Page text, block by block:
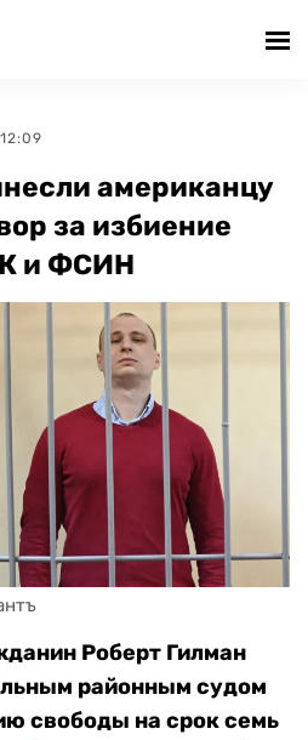
американцу
за избиение
и ФСИН
Роберт Гилман
районным судом
свободы на срок семь